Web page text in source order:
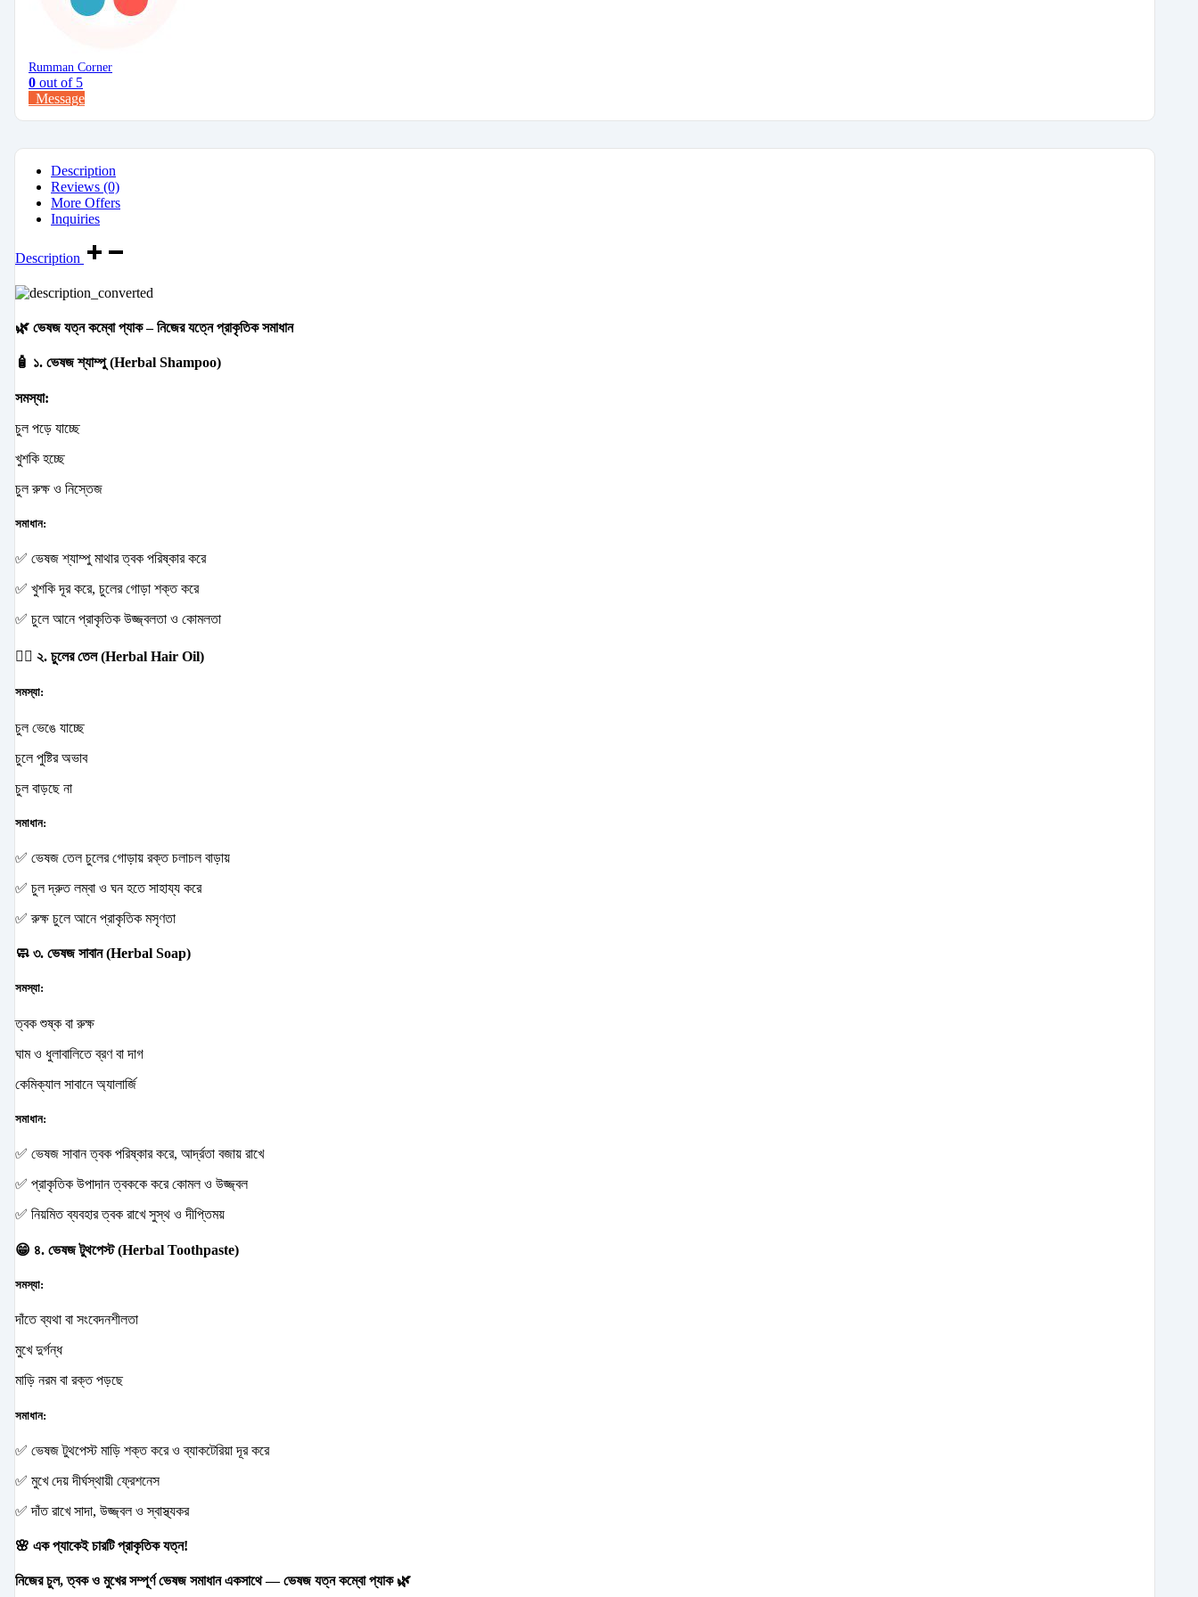
Rumman Corner
0 out of 5
Message
Description
Reviews (0)
More Offers
Inquiries
Description
🌿 ভেষজ যত্ন কম্বো প্যাক – নিজের যত্নে প্রাকৃতিক সমাধান
🧴 ১. ভেষজ শ্যাম্পু (Herbal Shampoo)
সমস্যা:
চুল পড়ে যাচ্ছে
খুশকি হচ্ছে
চুল রুক্ষ ও নিস্তেজ
সমাধান:
✅ ভেষজ শ্যাম্পু মাথার ত্বক পরিষ্কার করে
✅ খুশকি দূর করে, চুলের গোড়া শক্ত করে
✅ চুলে আনে প্রাকৃতিক উজ্জ্বলতা ও কোমলতা
💆‍♀️ ২. চুলের তেল (Herbal Hair Oil)
সমস্যা:
চুল ভেঙে যাচ্ছে
চুলে পুষ্টির অভাব
চুল বাড়ছে না
সমাধান:
✅ ভেষজ তেল চুলের গোড়ায় রক্ত চলাচল বাড়ায়
✅ চুল দ্রুত লম্বা ও ঘন হতে সাহায্য করে
✅ রুক্ষ চুলে আনে প্রাকৃতিক মসৃণতা
🧼 ৩. ভেষজ সাবান (Herbal Soap)
সমস্যা:
ত্বক শুষ্ক বা রুক্ষ
ঘাম ও ধুলাবালিতে ব্রণ বা দাগ
কেমিক্যাল সাবানে অ্যালার্জি
সমাধান:
✅ ভেষজ সাবান ত্বক পরিষ্কার করে, আর্দ্রতা বজায় রাখে
✅ প্রাকৃতিক উপাদান ত্বককে করে কোমল ও উজ্জ্বল
✅ নিয়মিত ব্যবহার ত্বক রাখে সুস্থ ও দীপ্তিময়
😁 ৪. ভেষজ টুথপেস্ট (Herbal Toothpaste)
সমস্যা:
দাঁতে ব্যথা বা সংবেদনশীলতা
মুখে দুর্গন্ধ
মাড়ি নরম বা রক্ত পড়ছে
সমাধান:
✅ ভেষজ টুথপেস্ট মাড়ি শক্ত করে ও ব্যাকটেরিয়া দূর করে
✅ মুখে দেয় দীর্ঘস্থায়ী ফ্রেশনেস
✅ দাঁত রাখে সাদা, উজ্জ্বল ও স্বাস্থ্যকর
🌸 এক প্যাকেই চারটি প্রাকৃতিক যত্ন!
নিজের চুল, ত্বক ও মুখের সম্পূর্ণ ভেষজ সমাধান একসাথে — ভেষজ যত্ন কম্বো প্যাক 🌿